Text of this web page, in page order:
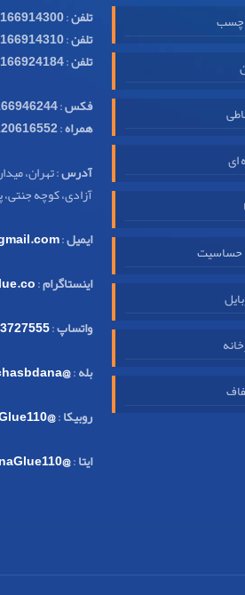
چسب
ای
تلفن:
تلفن:
تلفن:
فکس:
همراه:
آدرس: تهران،
آزادی، کوچه جنتی، پلاک 18، طبقه
ایمیل:
اینستاگرام:
واتساپ:
بله:
@chasbdana
روبیکا:
@DanaGlue110
ایتا:
@DanaGlue110